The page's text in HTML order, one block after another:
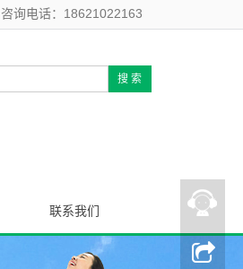
咨询电话：18621022163
搜 索
联系我们